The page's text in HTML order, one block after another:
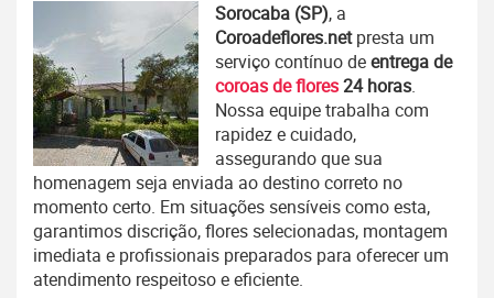
Sorocaba (SP), a
Coroadeflores.netpresta um
serviço contínuo deentrega de
coroas de flores24 horas.
Nossa equipe trabalha com
rapidez e cuidado,
assegurando que sua
homenagem seja enviada ao destino correto no
momento certo. Em situações sensíveis como esta,
garantimos discrição, flores selecionadas, montagem
imediata e profissionais preparados para oferecer um
atendimento respeitoso e eficiente.